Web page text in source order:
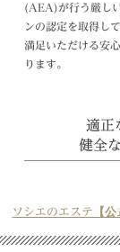
(AEA)が行う厳し
ンの認定を取得し
満足いただける安
ります。
適正
健全
ソシエのエステ【公